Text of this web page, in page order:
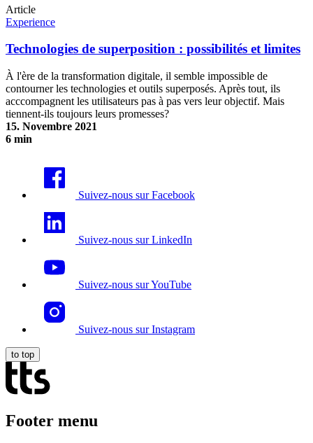
Article
Experience
Technologies de superposition : possibilités et limites
À l'ère de la transformation digitale, il semble impossible de
contourner les technologies et outils superposés. Après tout, ils
acccompagnent les utilisateurs pas à pas vers leur objectif. Mais
tiennent-ils toujours leurs promesses?
15. Novembre 2021
6 min
Suivez-nous sur Facebook
Suivez-nous sur LinkedIn
Suivez-nous sur YouTube
Suivez-nous sur Instagram
to top
Footer menu